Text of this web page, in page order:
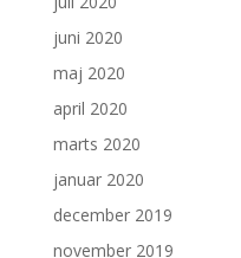
juni 2020
maj 2020
april 2020
marts 2020
januar 2020
december 2019
november 2019